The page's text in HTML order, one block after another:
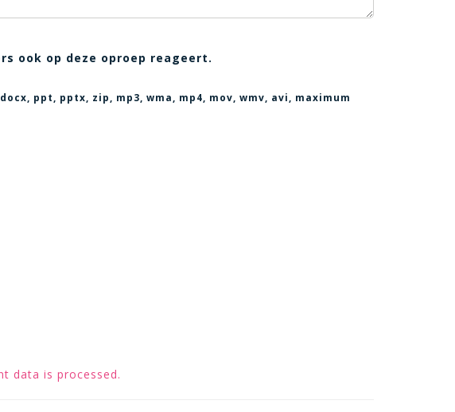
ook op deze oproep reageert.
ppt, pptx, zip, mp3, wma, mp4, mov, wmv, avi
, maximum
data is processed.